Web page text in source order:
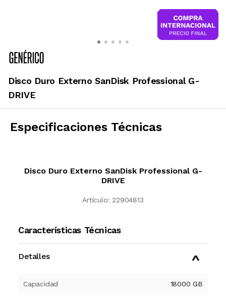
Disco Duro Externo SanDisk Professional G-
DRIVE
Especificaciones Técnicas
Disco Duro Externo SanDisk Professional G-
DRIVE
Artículo: 22904813
Características Técnicas
Detalles
Capacidad 18000 GB